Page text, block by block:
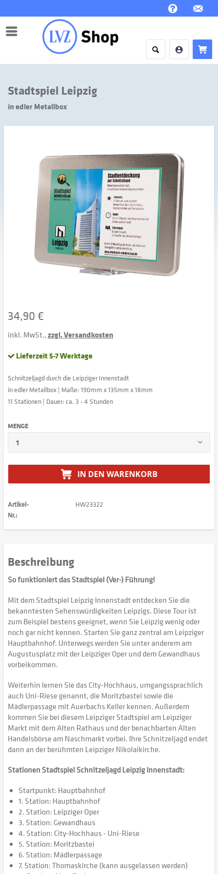
Menü
Stadtspiel Leipzig
in edler Metallbox
34,90 €
inkl. MwSt.,zzgl. Versandkosten
Lieferzeit 5-7 Werktage
Schnitzeljagd durch die Leipziger Innenstadt
in edler Metallbox | Maße: 190mm x 135mm x 18mm
11 Stationen | Dauer: ca. 3 - 4 Stunden
MENGE
IN DEN WARENKORB
Artikel-
Nr.:
HW23322
Beschreibung
So funktioniert das Stadtspiel (Ver-) Führung!
Mit dem Stadtspiel Leipzig Innenstadt entdecken Sie die
bekanntesten Sehenswürdigkeiten Leipzigs. Diese Tour ist
zum Beispiel bestens geeignet, wenn Sie Leipzig wenig oder
noch gar nicht kennen. Starten Sie ganz zentral am Leipziger
Hauptbahnhof. Unterwegs werden Sie unter anderem am
Augustusplatz mit der Leipziger Oper und dem Gewandhaus
vorbeikommen.
Weiterhin lernen Sie das City-Hochhaus, umgangssprachlich
auch Uni-Riese genannt, die Moritzbastei sowie die
Mädlerpassage mit Auerbachs Keller kennen. Außerdem
kommen Sie bei diesem Leipziger Stadtspiel am Leipziger
Markt mit dem Alten Rathaus und der benachbarten Alten
Handelsbörse am Naschmarkt vorbei. Ihre Schnitzeljagd endet
dann an der berühmten Leipziger Nikolaikirche.
Stationen Stadtspiel Schnitzeljagd Leipzig Innenstadt:
Startpunkt: Hauptbahnhof
1. Station: Hauptbahnhof
2. Station: Leipziger Oper
3. Station: Gewandhaus
4. Station: City-Hochhaus - Uni-Riese
5. Station: Moritzbastei
6. Station: Mädlerpassage
7. Station: Thomaskirche (kann ausgelassen werden)